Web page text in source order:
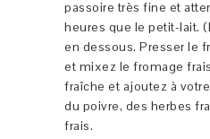
passoire très fine et
heures que le petit-lait.
en dessous. Presser le
et mixez le fromage
fraîche et ajoutez à
du poivre, des herbes
frais.